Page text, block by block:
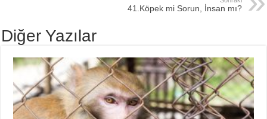
41.Köpek mi Sorun, İnsan mı?
Diğer Yazılar